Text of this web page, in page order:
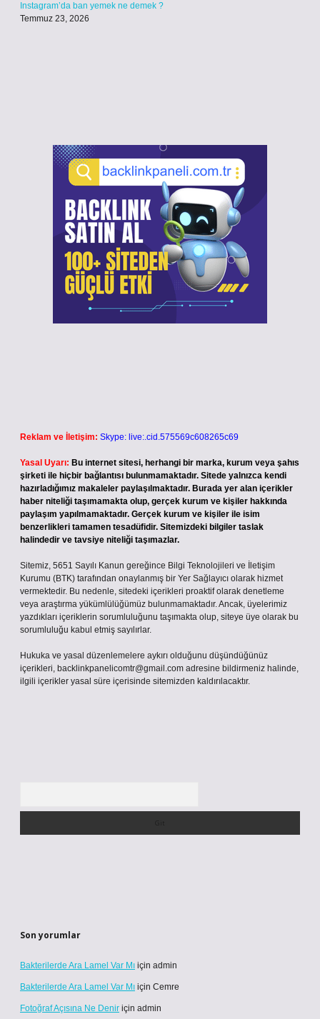
Instagram’da ban yemek ne demek ?
Temmuz 23, 2026
Reklam ve İletişim: Skype: live:.cid.575569c608265c69
Yasal Uyarı: Bu internet sitesi, herhangi bir marka, kurum veya şahıs
şirketi ile hiçbir bağlantısı bulunmamaktadır. Sitede yalnızca kendi
hazırladığımız makaleler paylaşılmaktadır. Burada yer alan içerikler
haber niteliği taşımamakta olup, gerçek kurum ve kişiler hakkında
paylaşım yapılmamaktadır. Gerçek kurum ve kişiler ile isim
benzerlikleri tamamen tesadüfidir. Sitemizdeki bilgiler taslak
halindedir ve tavsiye niteliği taşımazlar.
Sitemiz, 5651 Sayılı Kanun gereğince Bilgi Teknolojileri ve İletişim
Kurumu (BTK) tarafından onaylanmış bir Yer Sağlayıcı olarak hizmet
vermektedir. Bu nedenle, sitedeki içerikleri proaktif olarak denetleme
veya araştırma yükümlülüğümüz bulunmamaktadır. Ancak, üyelerimiz
yazdıkları içeriklerin sorumluluğunu taşımakta olup, siteye üye olarak bu
sorumluluğu kabul etmiş sayılırlar.
Hukuka ve yasal düzenlemelere aykırı olduğunu düşündüğünüz
içerikleri, backlinkpanelicomtr@gmail.com adresine bildirmeniz halinde,
ilgili içerikler yasal süre içerisinde sitemizden kaldırılacaktır.
Son yorumlar
Bakterilerde Ara Lamel Var Mı için admin
Bakterilerde Ara Lamel Var Mı için Cemre
Fotoğraf Açısına Ne Denir için admin